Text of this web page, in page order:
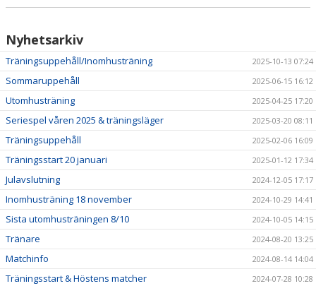
Nyhetsarkiv
Träningsuppehåll/Inomhusträning 2025-10-13 07:24
Sommaruppehåll 2025-06-15 16:12
Utomhusträning 2025-04-25 17:20
Seriespel våren 2025 & träningsläger 2025-03-20 08:11
Träningsuppehåll 2025-02-06 16:09
Träningsstart 20 januari 2025-01-12 17:34
Julavslutning 2024-12-05 17:17
Inomhusträning 18 november 2024-10-29 14:41
Sista utomhusträningen 8/10 2024-10-05 14:15
Tränare 2024-08-20 13:25
Matchinfo 2024-08-14 14:04
Träningsstart & Höstens matcher 2024-07-28 10:28